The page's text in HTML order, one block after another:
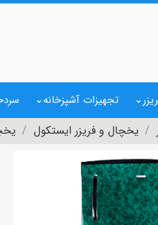
تجهیزات آشپزخانه
یخچال و فریزر ایستکول